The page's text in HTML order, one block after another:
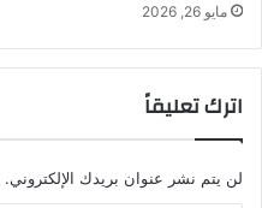
مايو 26, 2026
اترك تعليقاً
لن يتم نشر عنوان بريدك الإلكتروني.